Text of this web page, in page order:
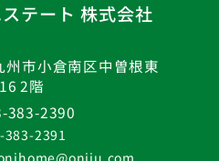
テート 株式会社
州市小倉南区中曽根東
2階
383-2390
383-2391